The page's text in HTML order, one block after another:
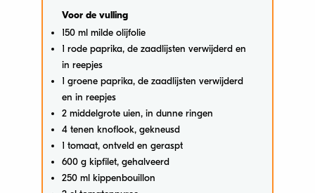
Voor de vulling
150 ml milde olijfolie
1 rode paprika, de zaadlijsten verwijderd en
in reepjes
1 groene paprika, de zaadlijsten verwijderd
en in reepjes
2 middelgrote uien, in dunne ringen
4 tenen knoflook, gekneusd
1 tomaat, ontveld en geraspt
600 g kipfilet, gehalveerd
250 ml kippenbouillon